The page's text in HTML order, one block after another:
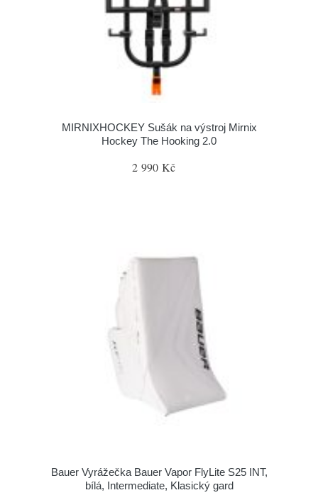
MIRNIXHOCKEY Sušák na výstroj Mirnix
Hockey The Hooking 2.0
2 990 Kč
Bauer Vyrážečka Bauer Vapor FlyLite S25 INT,
bílá, Intermediate, Klasický gard